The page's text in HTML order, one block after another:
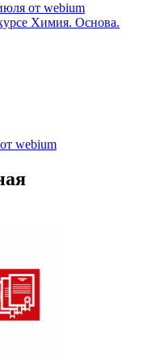
от webium
Химия. Основа.
webium